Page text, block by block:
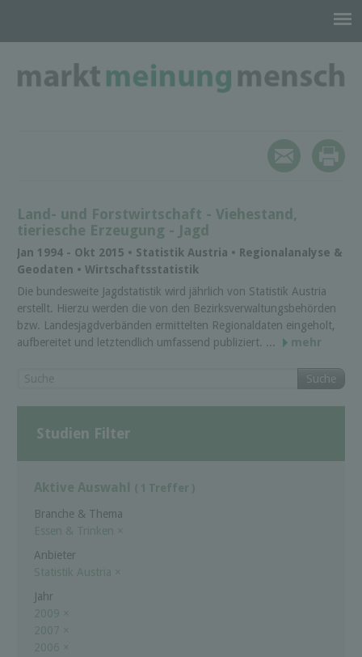
Land- und Forstwirtschaft - Viehestand,
tieriesche Erzeugung - Jagd
Jan 1994 - Okt 2015 • Statistik Austria • Regionalanalyse &
Geodaten • Wirtschaftsstatistik
Die bundesweite Jagdstatistik wird jährlich von Statistik Austria
erstellt. Hierzu werden die von den Bezirksverwaltungsbehörden
bzw. Landesjagdverbänden ermittelten Regionaldaten eingeholt,
aufbereitet und letztendlich umfassend publiziert. ...
mehr
Suche
Studien Filter
Aktive Auswahl ( 1 Treffer )
Branche & Thema
Essen & Trinken ×
Anbieter
Statistik Austria ×
Jahr
2009 ×
2007 ×
2006 ×